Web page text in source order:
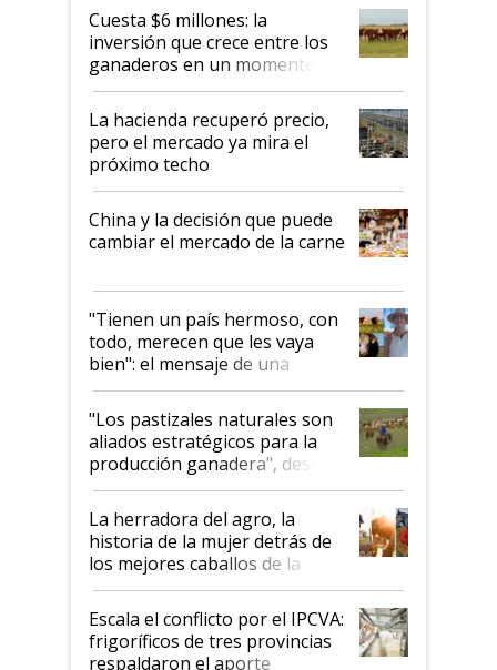
Cuesta $6 millones: la
inversión que crece entre los
ganaderos en un momento
histórico para la actividad
La hacienda recuperó precio,
pero el mercado ya mira el
próximo techo
China y la decisión que puede
cambiar el mercado de la carne
"Tienen un país hermoso, con
todo, merecen que les vaya
bien": el mensaje de una
ganadera uruguaya sobre las
oportunidades que se abren
para el agro en Argentina, con
foco en la carne
"Los pastizales naturales son
aliados estratégicos para la
producción ganadera", destaca
la iniciativa que ya reúne a 46
establecimientos en Argentina
La herradora del agro, la
historia de la mujer detrás de
los mejores caballos de la
Argentina y los mitos que
todavía hacen sufrir a estos
animales: "Mientras me
descalificaban, yo seguí
Escala el conflicto por el IPCVA:
frigoríficos de tres provincias
respaldaron el aporte